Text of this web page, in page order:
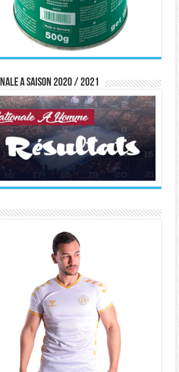
A saison 2020 / 2021